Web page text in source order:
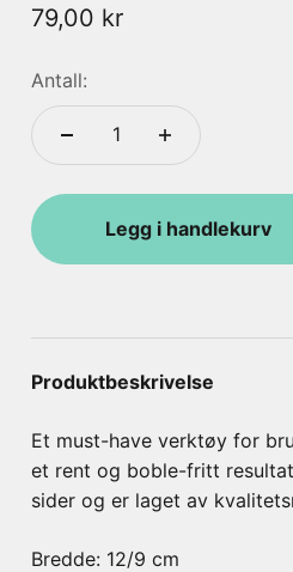
Salgspris
79,00 kr
Antall:
Legg i handlekurv
Produktbeskrivelse
Et must-have verktøy for
et rent og boble-fritt
sider og er laget av
Bredde: 12/9 cm